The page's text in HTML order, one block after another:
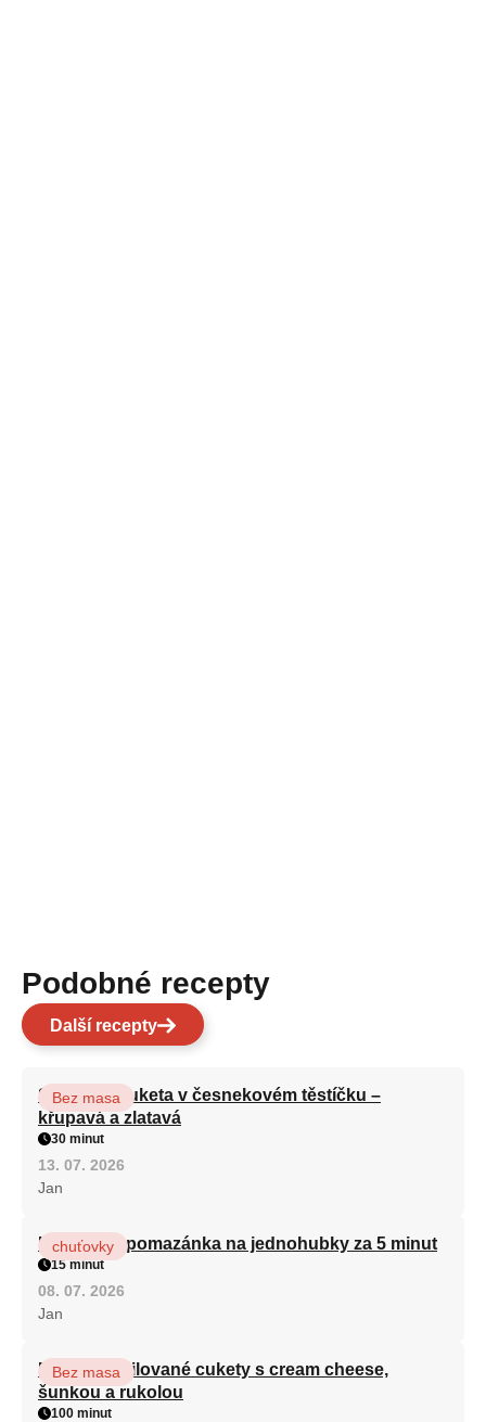
Podobné recepty
Další recepty
Smažená cuketa v česnekovém těstíčku –
křupavá a zlatavá
Bez masa
30 minut
13. 07. 2026
Jan
Královská pomazánka na jednohubky za 5 minut
chuťovky
15 minut
08. 07. 2026
Jan
Roláda z grilované cukety s cream cheese,
šunkou a rukolou
Bez masa
100 minut